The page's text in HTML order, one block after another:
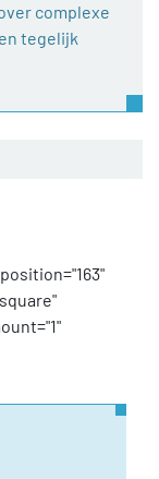
complexe
tegelijk